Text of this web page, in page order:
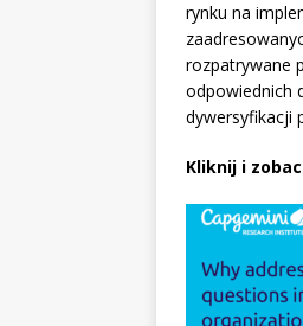
rynku na
rozpatrywane
odpowiednich
dywersyfikacji
Kliknij i